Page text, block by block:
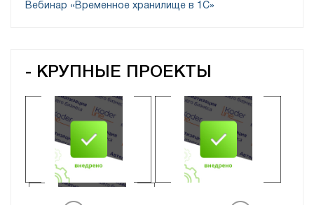
Вебинар «Временное хранилище в 1С»
- КРУПНЫЕ ПРОЕКТЫ
ТОО «Tranco
Management Solutions»
ТОО «ЭкоХимМаш-Азия»